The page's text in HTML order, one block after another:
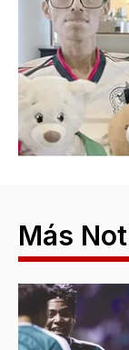
Más